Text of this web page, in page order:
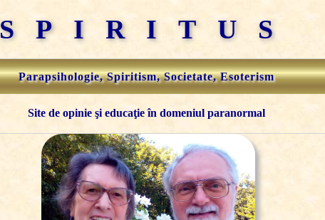
SPIRITUS
Parapsihologie, Spiritism, Societate, Esoterism
Site de opinie şi educaţie în domeniul paranormal